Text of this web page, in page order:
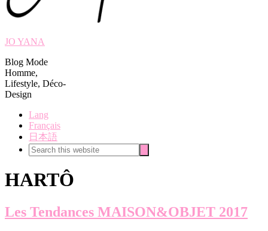
JO YANA
Blog Mode
Homme,
Lifestyle, Déco-
Design
Lang
Français
日本語
Search
this
HARTÔ
Les Tendances MAISON&OBJET 2017